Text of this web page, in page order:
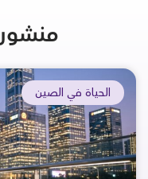
الحياة في الصين